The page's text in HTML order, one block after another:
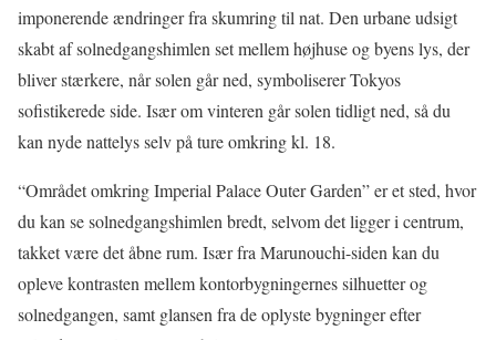
imponerende ændringer fra skumring til nat. Den urbane udsigt
skabt af solnedgangshimlen set mellem højhuse og byens lys, der
bliver stærkere, når solen går ned, symboliserer Tokyos
sofistikerede side. Især om vinteren går solen tidligt ned, så du
kan nyde nattelys selv på ture omkring kl. 18.
“Området omkring Imperial Palace Outer Garden” er et sted, hvor
du kan se solnedgangshimlen bredt, selvom det ligger i centrum,
takket være det åbne rum. Især fra Marunouchi-siden kan du
opleve kontrasten mellem kontorbygningernes silhuetter og
solnedgangen, samt glansen fra de oplyste bygninger efter